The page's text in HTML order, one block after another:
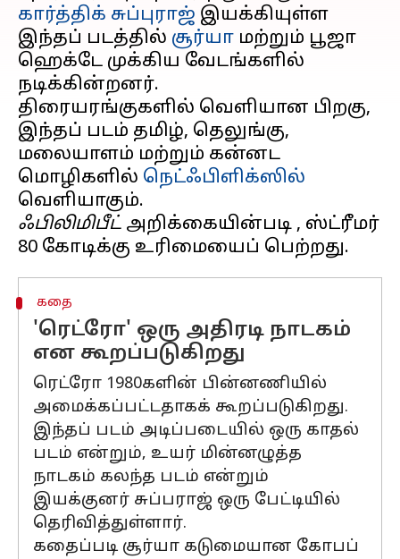
கார்த்திக் சுப்புராஜ் இயக்கியுள்ள
இந்தப் படத்தில் சூர்யா மற்றும் பூஜா
ஹெக்டே முக்கிய வேடங்களில்
நடிக்கின்றனர்.
திரையரங்குகளில் வெளியான பிறகு,
இந்தப் படம் தமிழ், தெலுங்கு,
மலையாளம் மற்றும் கன்னட
மொழிகளில் நெட்ஃபிளிக்ஸில்
ஃபிலிமிபீட் அறிக்கையின்படி , ஸ்ட்ரீமர்
கதை
'ரெட்ரோ' ஒரு அதிரடி நாடகம்
என கூறப்படுகிறது
ரெட்ரோ 1980களின் பின்னணியில்
அமைக்கப்பட்டதாகக் கூறப்படுகிறது.
இந்தப் படம் அடிப்படையில் ஒரு காதல்
படம் என்றும், உயர் மின்னழுத்த
நாடகம் கலந்த படம் என்றும்
இயக்குனர் சுப்பராஜ் ஒரு பேட்டியில்
தெரிவித்துள்ளார்.
கதைப்படி சூர்யா கடுமையான கோபப்